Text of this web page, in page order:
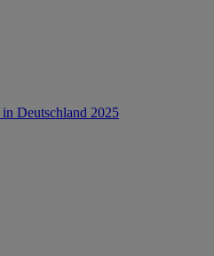
Deutschland 2025